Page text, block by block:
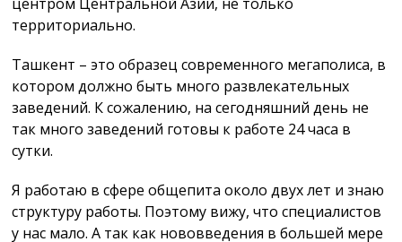
территориально.
Ташкент – это образец современного мегаполиса, в
котором должно быть много развлекательных
заведений. К сожалению, на сегодняшний день не
так много заведений готовы к работе 24 часа в
сутки.
Я работаю в сфере общепита около двух лет и знаю
структуру работы. Поэтому вижу, что специалистов
у нас мало. А так как нововведения в большей мере